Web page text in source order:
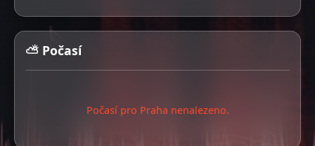
⛅ Počasí
Počasí pro Praha nenalezeno.